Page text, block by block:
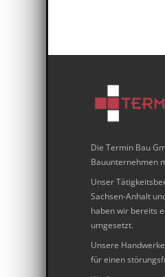
Die Termin Bau
Bauunternehmen
Unser
Sachsen-Anhalt
haben wir bereits
umgesetzt.
Unsere
für einen